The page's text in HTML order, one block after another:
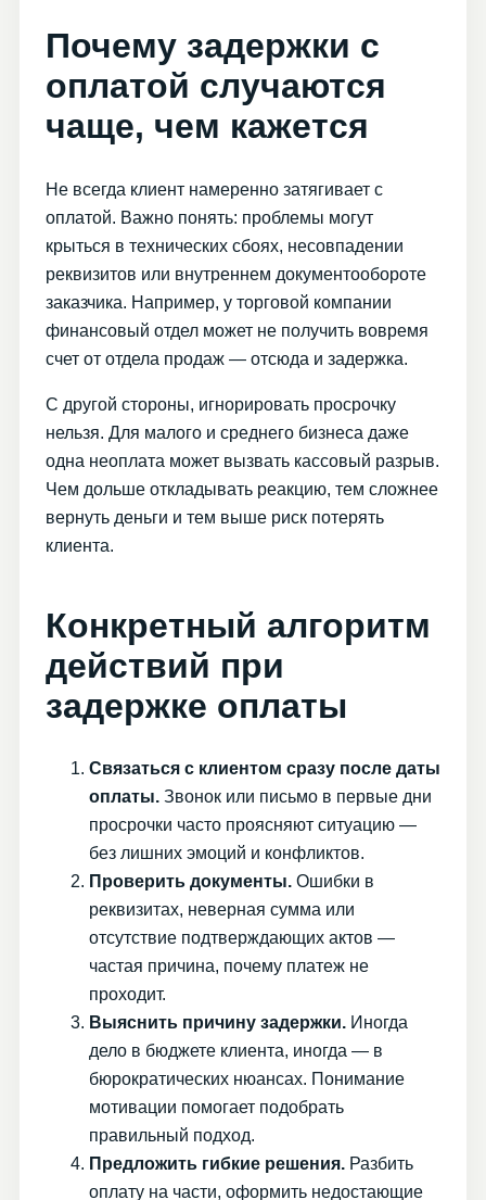
Почему задержки с
оплатой случаются
чаще, чем кажется
Не всегда клиент намеренно затягивает с
оплатой. Важно понять: проблемы могут
крыться в технических сбоях, несовпадении
реквизитов или внутреннем документообороте
заказчика. Например, у торговой компании
финансовый отдел может не получить вовремя
счет от отдела продаж — отсюда и задержка.
С другой стороны, игнорировать просрочку
нельзя. Для малого и среднего бизнеса даже
одна неоплата может вызвать кассовый разрыв.
Чем дольше откладывать реакцию, тем сложнее
вернуть деньги и тем выше риск потерять
клиента.
Конкретный алгоритм
действий при
задержке оплаты
Связаться с клиентом сразу после даты
оплаты. Звонок или письмо в первые дни
просрочки часто проясняют ситуацию —
без лишних эмоций и конфликтов.
Проверить документы. Ошибки в
реквизитах, неверная сумма или
отсутствие подтверждающих актов —
частая причина, почему платеж не
проходит.
Выяснить причину задержки. Иногда
дело в бюджете клиента, иногда — в
бюрократических нюансах. Понимание
мотивации помогает подобрать
правильный подход.
Предложить гибкие решения. Разбить
оплату на части, оформить недостающие